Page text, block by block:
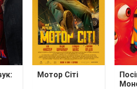
Мотор Сіті